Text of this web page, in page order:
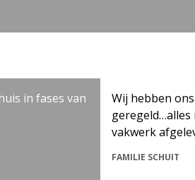
fases van
Wij hebben ons
geregeld…alles
vakwerk afgeleverd…
FAMILIE SCHUIT